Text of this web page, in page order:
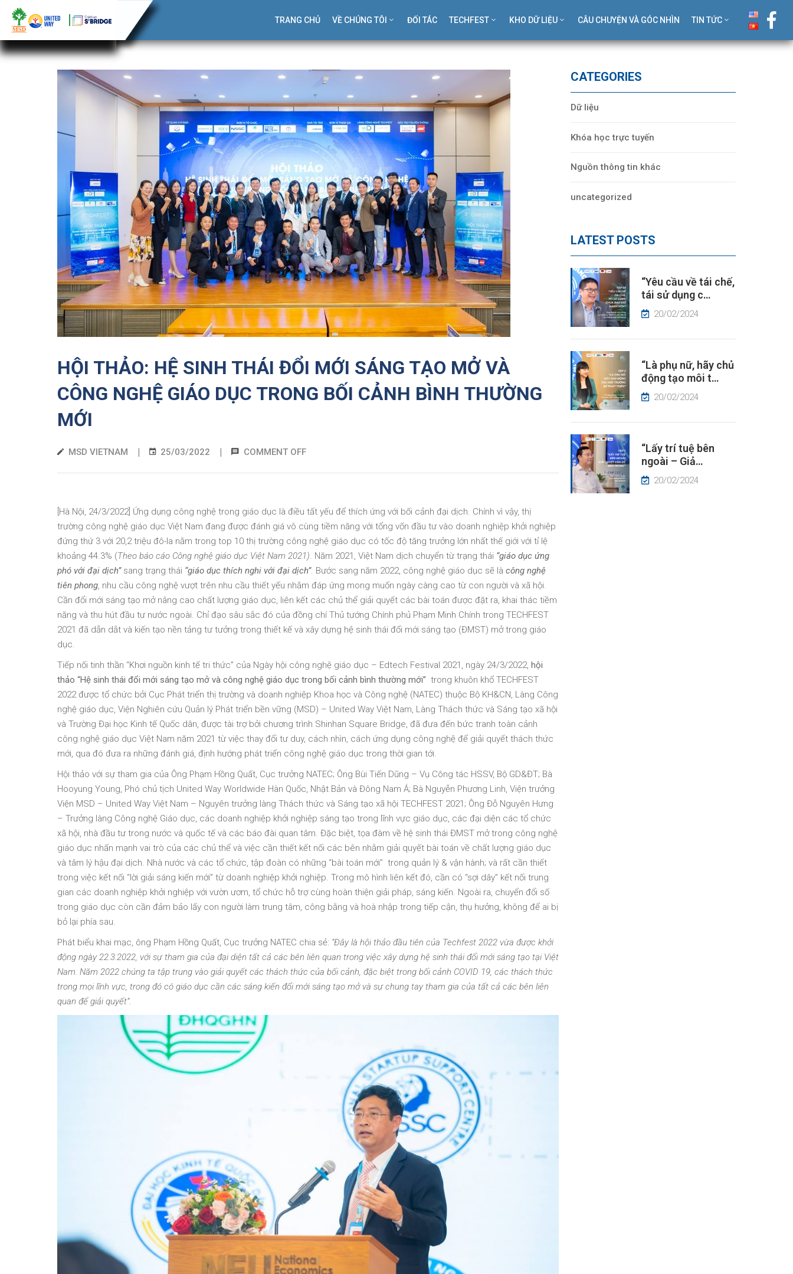
TRANG CHỦ VỀ CHÚNG TÔI ĐỐI TÁC TECHFEST KHO DỮ LIỆU CÂU CHUYỆN VÀ GÓC NHÌN TIN TỨC
HỘI THẢO: HỆ SINH THÁI ĐỔI MỚI SÁNG TẠO MỞ VÀ
CÔNG NGHỆ GIÁO DỤC TRONG BỐI CẢNH BÌNH THƯỜNG
MỚI
MSD VIETNAM | 25/03/2022 | COMMENT OFF
[Hà Nội, 24/3/2022] Ứng dụng công nghệ trong giáo dục là điều tất yếu để thích ứng với bối cảnh đại dịch. Chính vì vậy, thị
trường công nghệ giáo dục Việt Nam đang được đánh giá vô cùng tiềm năng với tổng vốn đầu tư vào doanh nghiệp khởi nghiệp
đứng thứ 3 với 20,2 triệu đô-la nằm trong top 10 thị trường công nghệ giáo dục có tốc độ tăng trưởng lớn nhất thế giới với tỉ lệ
khoảng 44.3% (Theo báo cáo Công nghệ giáo dục Việt Nam 2021). Năm 2021, Việt Nam dịch chuyển từ trạng thái “giáo dục ứng
phó với đại dịch”sang trạng thái “giáo dục thích nghi với đại dịch”. Bước sang năm 2022, công nghệ giáo dục sẽ là công nghệ
tiên phong, nhu cầu công nghệ vượt trên nhu cầu thiết yếu nhằm đáp ứng mong muốn ngày càng cao từ con người và xã hội.
Cần đổi mới sáng tạo mở nâng cao chất lượng giáo dục, liên kết các chủ thể giải quyết các bài toán được đặt ra, khai thác tiềm
năng và thu hút đầu tư nước ngoài. Chỉ đạo sâu sắc đó của đồng chí Thủ tướng Chính phủ Phạm Minh Chính trong TECHFEST
2021 đã dẫn dắt và kiến tạo nền tảng tư tưởng trong thiết kế và xây dựng hệ sinh thái đổi mới sáng tạo (ĐMST) mở trong giáo
dục.
Tiếp nối tinh thần “Khơi nguồn kinh tế tri thức” của Ngày hội công nghệ giáo dục – Edtech Festival 2021, ngày 24/3/2022, hội
thảo “Hệ sinh thái đổi mới sáng tạo mở và công nghệ giáo dục trong bối cảnh bình thường mới” trong khuôn khổ TECHFEST
2022 được tổ chức bởi Cục Phát triển thị trường và doanh nghiệp Khoa học và Công nghệ (NATEC) thuộc Bộ KH&CN, Làng Công
nghệ giáo dục, Viện Nghiên cứu Quản lý Phát triển bền vững (MSD) – United Way Việt Nam, Làng Thách thức và Sáng tạo xã hội
và Trường Đại học Kinh tế Quốc dân, được tài trợ bởi chương trình Shinhan Square Bridge, đã đưa đến bức tranh toàn cảnh
công nghệ giáo dục Việt Nam năm 2021 từ việc thay đổi tư duy, cách nhìn, cách ứng dụng công nghệ để giải quyết thách thức
mới, qua đó đưa ra những đánh giá, định hướng phát triển công nghệ giáo dục trong thời gian tới.
Hội thảo với sự tham gia của Ông Phạm Hồng Quất, Cục trưởng NATEC; Ông Bùi Tiến Dũng – Vụ Công tác HSSV, Bộ GD&ĐT; Bà
Hooyung Young, Phó chủ tịch United Way Worldwide Hàn Quốc, Nhật Bản và Đông Nam Á; Bà Nguyễn Phương Linh, Viện trưởng
Viện MSD – United Way Việt Nam – Nguyên trưởng làng Thách thức và Sáng tạo xã hội TECHFEST 2021; Ông Đỗ Nguyên Hưng
– Trưởng làng Công nghệ Giáo dục, các doanh nghiệp khởi nghiệp sáng tạo trong lĩnh vực giáo dục, các đại diện các tổ chức
xã hội, nhà đầu tư trong nước và quốc tế và các báo đài quan tâm. Đặc biệt, tọa đàm về hệ sinh thái ĐMST mở trong công nghệ
giáo dục nhấn mạnh vai trò của các chủ thể và việc cần thiết kết nối các bên nhằm giải quyết bài toán về chất lượng giáo dục
và tâm lý hậu đại dịch. Nhà nước và các tổ chức, tập đoàn có những “bài toán mới” trong quản lý & vận hành; và rất cần thiết
trong việc kết nối “lời giải sáng kiến mới” từ doanh nghiệp khởi nghiệp. Trong mô hình liên kết đó, cần có “sợi dây” kết nối trung
gian các doanh nghiệp khởi nghiệp với vườn ươm, tổ chức hỗ trợ cùng hoàn thiện giải pháp, sáng kiến. Ngoài ra, chuyển đổi số
trong giáo dục còn cần đảm bảo lấy con người làm trung tâm, công bằng và hoà nhập trong tiếp cận, thụ hưởng, không để ai bị
bỏ lại phía sau.
Phát biểu khai mạc, ông Phạm Hồng Quất, Cục trưởng NATEC chia sẻ: “Đây là hội thảo đầu tiên của Techfest 2022 vừa được khởi
động ngày 22.3.2022, với sự tham gia của đại diện tất cả các bên liên quan trong việc xây dựng hệ sinh thái đổi mới sáng tạo tại Việt
Nam. Năm 2022 chúng ta tập trung vào giải quyết các thách thức của bối cảnh, đặc biệt trong bối cảnh COVID 19, các thách thức
trong mọi lĩnh vực, trong đó có giáo dục cần các sáng kiến đổi mới sáng tạo mở và sự chung tay tham gia của tất cả các bên liên
quan để giải quyết”.
CATEGORIES
Dữ liệu
Khóa học trực tuyến
Nguồn thông tin khác
uncategorized
LATEST POSTS
“Yêu cầu về tái chế,
tái sử dụng c…
20/02/2024
“Là phụ nữ, hãy chủ
động tạo môi t…
20/02/2024
“Lấy trí tuệ bên
ngoài – Giả…
20/02/2024